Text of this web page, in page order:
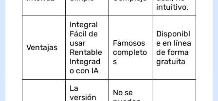
intuitivo.
Ventajas
Integral
Fácil de
usar
Rentable
Integrad
o con IA
Famosos
completo
s
Disponibl
e en línea
de forma
gratuita
La
versión
No se